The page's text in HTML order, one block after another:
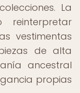
La
vestimentas
de alta
ancestral
propias